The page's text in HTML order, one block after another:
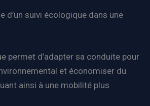
d’un suivi écologique dans une
permet d’adapter sa conduite pour
et économiser du
ainsi à une mobilité plus